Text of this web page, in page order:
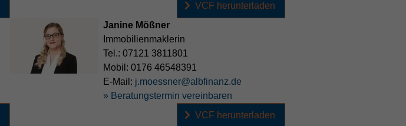
VCF herunterladen
Janine Mößner
Immobilienmaklerin
Tel.: 07121 3811801
Mobil: 0176 46548391
E-Mail: j.moessner@albfinanz.de
» Beratungstermin vereinbaren
VCF herunterladen